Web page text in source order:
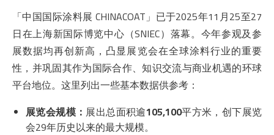
「中国国际涂料展 CHINACOAT」已于2025年11月25至27
日在上海新国际博览中心（SNIEC）落幕。今年参观及参
展数据均再创新高，凸显展览会在全球涂料行业的重要
性，并巩固其作为国际合作、知识交流与商业机遇的环球
平台地位。这里列出一些基本数据供参考：
展览会规模： 展出总面积逾105,100平方米，创下展览
会29年历史以来的最大规模。